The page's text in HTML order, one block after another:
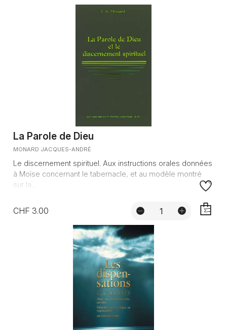
La Parole de Dieu
MONARD JACQUES-ANDRÉ
Le discernement spirituel. Aux instructions orales données
à Moïse concernant le tabernacle, et au modèle montré
sur la...
CHF 3.00